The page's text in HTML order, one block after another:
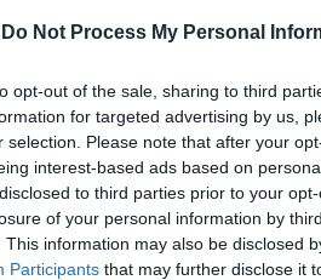
Do Not Process My Personal
opt-out of the sale, sharing to third
for targeted advertising by us,
selection. Please note that after your
interest-based ads based on
to third parties prior to your
of your personal information by
This information may also be disclosed
Participants that may further disclose it
suo compagno Vinokourov
e staccano il kazako.
Joaquím, e così l'Astana si
allo sprint) e il terzo
per non essere stato
classificati. Schleck arriva a
e un Menchov in
31" e cede il decimo posto